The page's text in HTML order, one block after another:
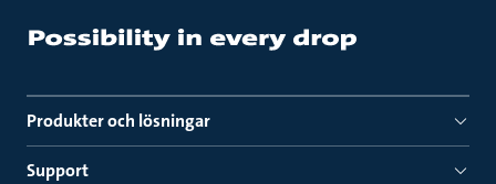
Produkter och lösningar
Support